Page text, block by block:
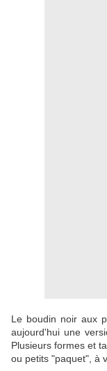
Le boudin noir aux
aujourd'hui une
Plusieurs formes et
ou petits "paquet", à